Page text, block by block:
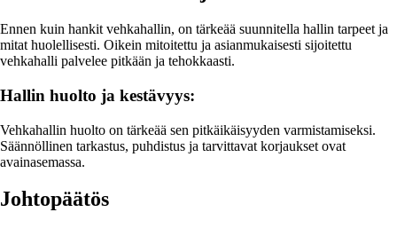
Ennen kuin hankit vehkahallin, on tärkeää suunnitella hallin tarpeet ja
mitat huolellisesti. Oikein mitoitettu ja asianmukaisesti sijoitettu
vehkahalli palvelee pitkään ja tehokkaasti.
Hallin huolto ja kestävyys:
Vehkahallin huolto on tärkeää sen pitkäikäisyyden varmistamiseksi.
Säännöllinen tarkastus, puhdistus ja tarvittavat korjaukset ovat
avainasemassa.
Johtopäätös